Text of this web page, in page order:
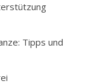
Tipps und